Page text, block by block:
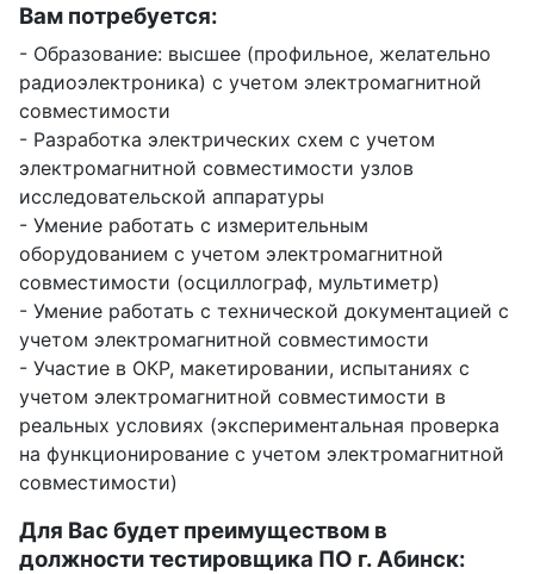
Вам потребуется:
- Образование: высшее (профильное, желательно
радиоэлектроника) с учетом электромагнитной
совместимости
- Разработка электрических схем с учетом
электромагнитной совместимости узлов
исследовательской аппаратуры
- Умение работать с измерительным
оборудованием с учетом электромагнитной
совместимости (осциллограф, мультиметр)
- Умение работать с технической документацией с
учетом электромагнитной совместимости
- Участие в ОКР, макетировании, испытаниях с
учетом электромагнитной совместимости в
реальных условиях (экспериментальная проверка
на функционирование с учетом электромагнитной
совместимости)
Для Вас будет преимуществом в
должности тестировщика ПО г. Абинск: